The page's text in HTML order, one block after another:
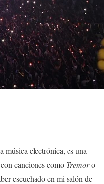
electrónica, es una
canciones como Tremoro
escuchado en mi salón de